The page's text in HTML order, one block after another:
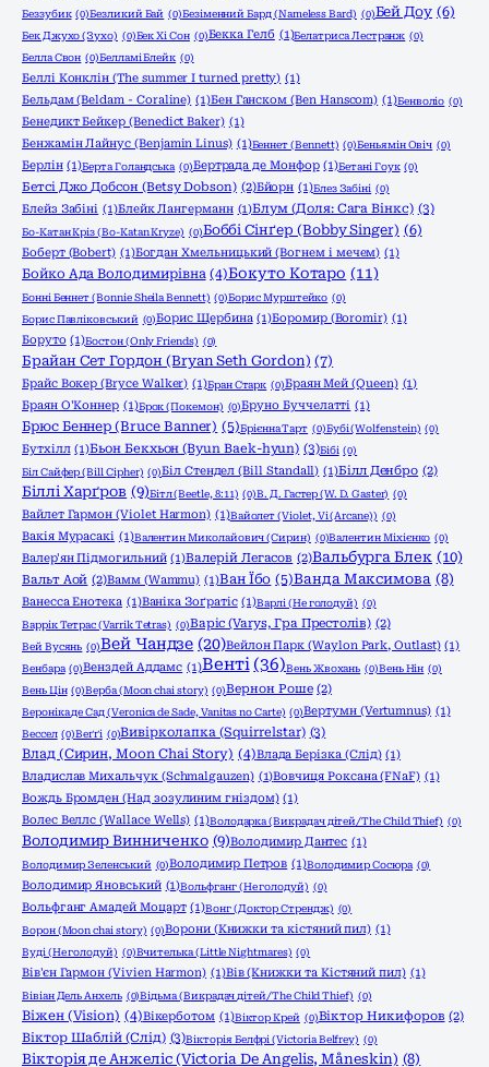
Беззубик (0)Безликий Бай (0)Безіменний Бард (Nameless Bard) (0)Бей Доу (6)
Бек Джухо (Зухо) (0)Бек Хі Сон (0)Бекка Гелб (1)Белатриса Лестранж (0)
Белла Свон (0)Белламі Блейк (0)
Беллі Конклін (The summer I turned pretty) (1)
Бельдам (Beldam - Coraline) (1)Бен Ганском (Ben Hanscom) (1)Бенволіо (0)
Бенедикт Бейкер (Benedict Baker) (1)
Бенжамін Лайнус (Benjamin Linus) (1)Беннет (Bennett) (0)Беньямін Овіч (0)
Берлін (1)Берта Голандська (0)Бертрада де Монфор (1)Бетані Гоук (0)
Бетсі Джо Добсон (Betsy Dobson) (2)Бйорн (1)Блез Забіні (0)
Блейз Забіні (1)Блейк Лангерманн (1)Блум (Доля: Сага Вінкс) (3)
Бо-Катан Кріз (Bo-Katan Kryze) (0)Боббі Сінґер (Bobby Singer) (6)
Боберт (Bobert) (1)Богдан Хмельницький (Вогнем і мечем) (1)
Бойко Ада Володимирівна (4)Бокуто Котаро (11)
Бонні Беннет (Bonnie Sheila Bennett) (0)Борис Мурштейко (0)
Борис Павліковський (0)Борис Щербина (1)Боромир (Boromir) (1)
Боруто (1)Бостон (Only Friends) (0)
Брайан Сет Гордон (Bryan Seth Gordon) (7)
Брайс Вокер (Bryce Walker) (1)Бран Старк (0)Браян Мей (Queen) (1)
Браян О'Коннер (1)Брок (Покемон) (0)Бруно Буччелатті (1)
Брюс Беннер (Bruce Banner) (5)Брієнна Тарт (0)Бубі (Wolfenstein) (0)
Бутхілл (1)Бьон Бекхьон (Byun Baek-hyun) (3)Бібі (0)
Біл Сайфер (Bill Cipher) (0)Біл Стендел (Bill Standall) (1)Білл Денбро (2)
Біллі Харґров (9)Бітл (Beetle, 8:11) (0)В. Д. Гастер (W. D. Gaster) (0)
Вайлет Гармон (Violet Harmon) (1)Вайолет (Violet, Vi (Arcane)) (0)
Вакія Мурасакі (1)Валентин Миколайович (Сирин) (0)Валентин Міхієнко (0)
Валер'ян Підмогильний (1)Валерій Легасов (2)Вальбурга Блек (10)
Вальт Аой (2)Вамм (Wammu) (1)Ван Їбо (5)Ванда Максимова (8)
Ванесса Енотека (1)Ваніка Зоґратіс (1)Варлі (Не голодуй) (0)
Варрік Тетрас (Varrik Tetras) (0)Варіс (Varys, Гра Престолів) (2)
Вей Вусянь (0)Вей Чандзе (20)Вейлон Парк (Waylon Park, Outlast) (1)
Венбара (0)Венздей Аддамс (1)Венті (36)Вень Жвохань (0)Вень Нін (0)
Вень Цін (0)Верба (Moon chai story) (0)Вернон Роше (2)
Вероніка де Сад (Veronica de Sade, Vanitas no Carte) (0)Вертумн (Vertumnus) (1)
Вессел (0)Веґґі (0)Вивірколапка (Squirrelstar) (3)
Влад (Сирин, Moon Chai Story) (4)Влада Берізка (Слід) (1)
Владислав Михальчук (Schmalgauzen) (1)Вовчиця Роксана (FNaF) (1)
Вождь Бромден (Над зозулиним гніздом) (1)
Волес Веллс (Wallace Wells) (1)Володарка (Викрадач дітей/The Child Thief) (0)
Володимир Винниченко (9)Володимир Дантес (1)
Володимир Зеленський (0)Володимир Петров (1)Володимир Сосюра (0)
Володимир Яновський (1)Вольфганг (Не голодуй) (0)
Вольфганг Амадей Моцарт (1)Вонг (Доктор Стрендж) (0)
Ворон (Moon chai story) (0)Ворони (Книжки та кістяний пил) (1)
Вуді (Не голодуй) (0)Вчителька (Little Nightmares) (0)
Вів'єн Гармон (Vivien Harmon) (1)Вів (Книжки та Кістяний пил) (1)
Вівіан Дель Анхель (0)Відьма (Викрадач дітей/The Child Thief) (0)
Віжен (Vision) (4)Вікерботом (1)Віктор Крей (0)Віктор Никифоров (2)
Віктор Шаблій (Слід) (3)Вікторія Белфрі (Victoria Belfrey) (0)
Вікторія де Анжеліс (Victoria De Angelis, Måneskin) (8)